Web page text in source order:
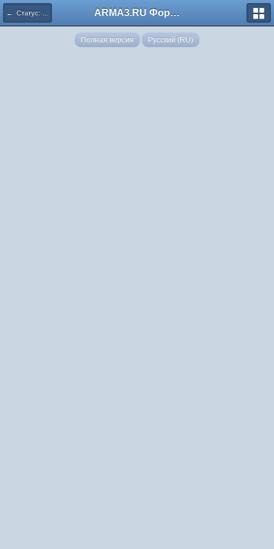
← Статус: ОТКРЫТО ARMA3.RU Форум
Полная версия Русский (RU)